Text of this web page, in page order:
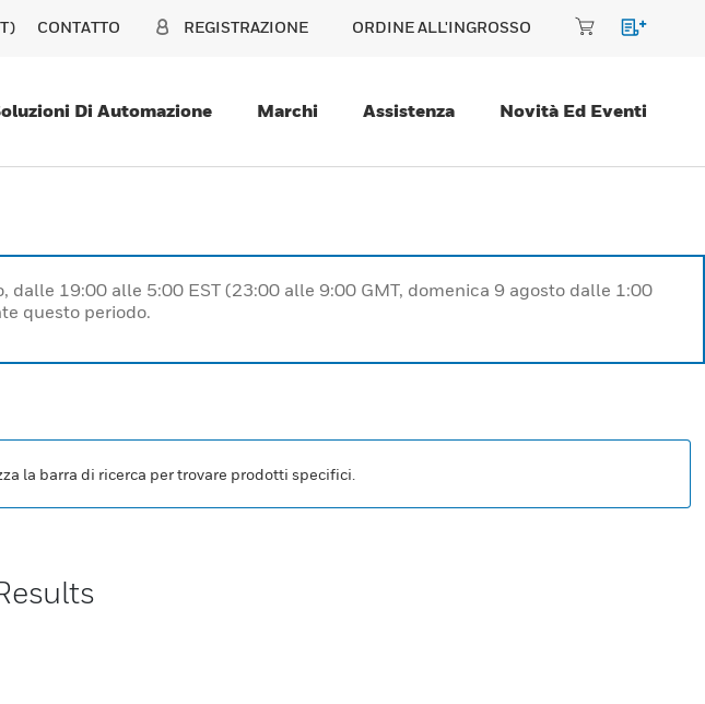
CONTATTO REGISTRAZIONE ORDINE ALL'INGROSSO
Di Automazione Marchi Assistenza Novità Ed Eventi
19:00 alle 5:00 EST (23:00 alle 9:00 GMT, domenica 9 agosto dalle 1:00
questo periodo.
la barra di ricerca per trovare prodotti specifici.